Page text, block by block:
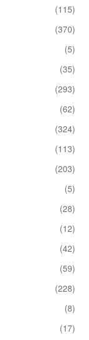
(115)
(370)
(5)
(35)
(293)
(62)
(324)
(113)
(203)
(5)
(28)
(12)
(42)
(59)
(228)
(8)
(17)